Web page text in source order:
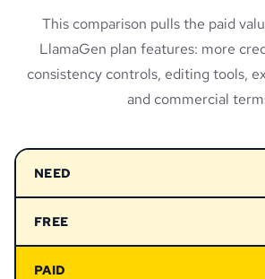
This comparison pulls the paid
LlamaGen plan features: more
consistency controls, editing tools,
and commercial
NEED
FREE
PAID